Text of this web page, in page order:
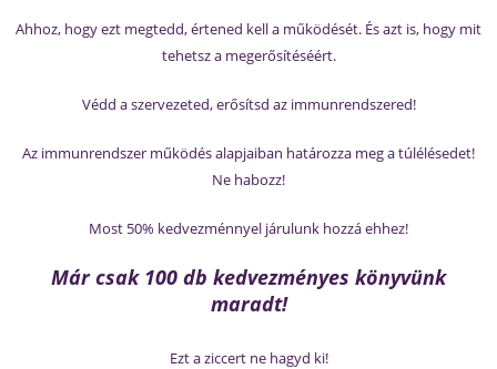
Ahhoz, hogy ezt megtedd, értened kell a működését. És azt is, hogy mit
tehetsz a megerősítéséért.
Védd a szervezeted, erősítsd az immunrendszered!
Az immunrendszer működés alapjaiban határozza meg a túlélésedet!
Ne habozz!
Most 50% kedvezménnyel járulunk hozzá ehhez!
Már csak 100 db kedvezményes könyvünk
maradt!
Ezt a ziccert ne hagyd ki!